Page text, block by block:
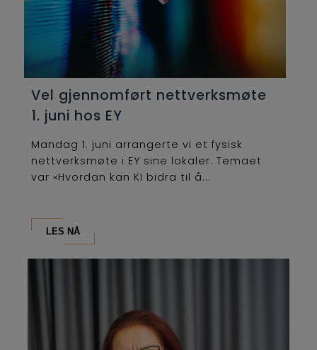
Vel gjennomført nettverksmøte
1. juni hos EY
Mandag 1. juni arrangerte vi et fysisk
nettverksmøte i EY sine lokaler. Temaet
var «Hvordan kan KI bidra til å...
LES NÅ